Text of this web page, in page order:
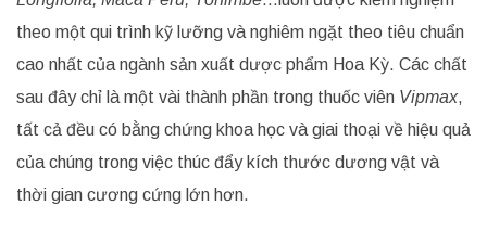
theo một qui trình kỹ lưỡng và nghiêm ngặt theo tiêu chuẩn
cao nhất của ngành sản xuất dược phẩm Hoa Kỳ. Các chất
sau đây chỉ là một vài thành phần trong thuốc viên Vipmax,
tất cả đều có bằng chứng khoa học và giai thoại về hiệu quả
của chúng trong việc thúc đẩy kích thước dương vật và
thời gian cương cứng lớn hơn.